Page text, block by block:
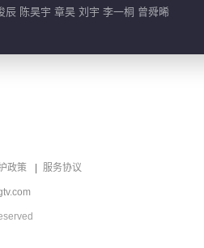
小编热推
辰 陈昊宇 章昊 刘宇 李一桐 曾舜晞
政策 服务协议